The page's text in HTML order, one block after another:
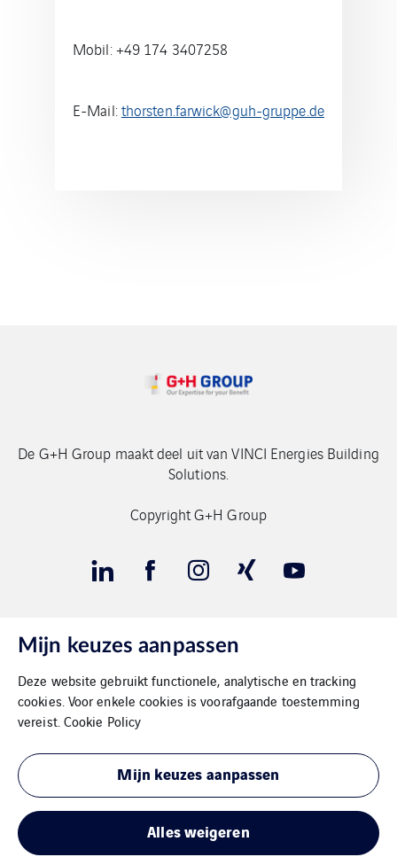
Mobil: +49 174 3407258
E-Mail:thorsten.farwick@guh-gruppe.de
De G+H Group maakt deel uit van VINCI Energies Building
Solutions.
Copyright G+H Group
Contact
Gegevensbeschermimg
Impressum
Cookies
Sitemap
Mijn keuzes aanpassen
Deze website gebruikt functionele, analytische en tracking
cookies. Voor enkele cookies is voorafgaande toestemming
vereist. Cookie Policy
Mijn keuzes aanpassen
Alles weigeren